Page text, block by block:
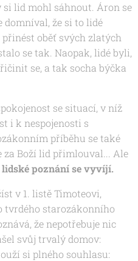
lid mohl sáhnout. Áron se
že si to lidé
oběť svých zlatých
se tak. Naopak, lidé byli,
se, a tak socha býčka
se situací, v níž
i k nespojenosti s
příběhu se také
za Boží lid přimlouval... Ale
lidské poznání se vyvíjí.
v 1. listě Timoteovi,
tvrdého starozákonního
že nepotřebuje nic
svůj trvalý domov:
si plného souhlasu: